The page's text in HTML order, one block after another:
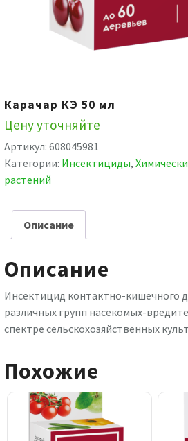
Карачар КЭ 50 мл
Цену уточняйте
Артикул: 608045981
Категории: Инсектициды,
растений
Описание
Описание
Инсектицид контактно-кишечного
различных групп насекомых-
спектре сельскохозяйственных
Похожие